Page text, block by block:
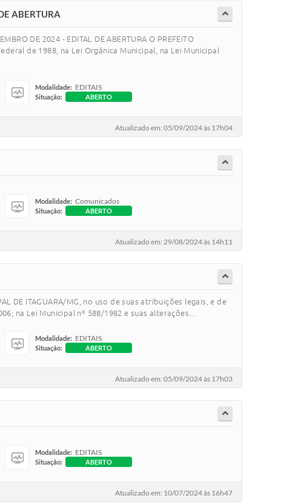
ABERTURA
DE 2024 - EDITAL DE ABERTURA O PREFEITO
de 1988, na Lei Orgânica Municipal, na Lei Municipal
Modalidade: EDITAIS
Situação: ABERTO
Atualizado em: 05/09/2024 às 17h04
Modalidade: Comunicados
Situação: ABERTO
Atualizado em: 29/08/2024 às 14h11
DE ITAGUARA/MG, no uso de suas atribuições legais, e de
na Lei Municipal nº 588/1982 e suas alterações...
Modalidade: EDITAIS
Situação: ABERTO
Atualizado em: 05/09/2024 às 17h03
Modalidade: EDITAIS
Situação: ABERTO
Atualizado em: 10/07/2024 às 16h47